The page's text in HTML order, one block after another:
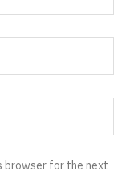
browser for the next